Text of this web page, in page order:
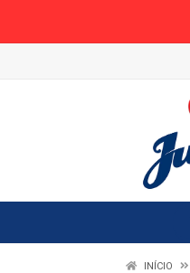
INÍCIO